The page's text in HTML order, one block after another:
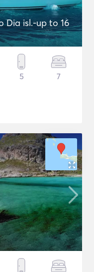
Dia isl.-up to 16
5 7